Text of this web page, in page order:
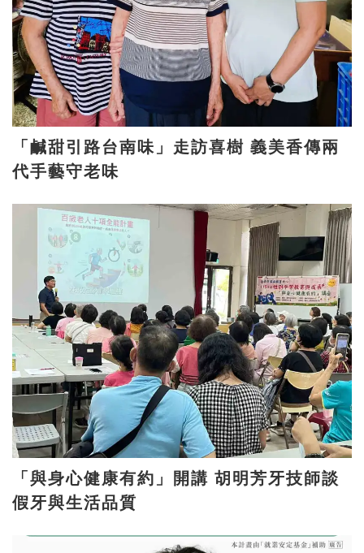
「鹹甜引路台南味」走訪喜樹 義美香傳兩
代手藝守老味
「與身心健康有約」開講 胡明芳牙技師談
假牙與生活品質